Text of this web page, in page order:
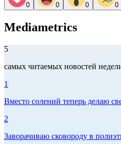
0 0 0 0
Mediametrics
5
самых читаемых новостей
1
Вместо солений теперь делаю
2
Заворачиваю сковороду в